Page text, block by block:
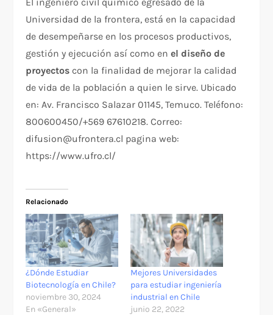
Universidad de la frontera, está en la capacidad
de desempeñarse en los procesos productivos,
gestión y ejecución así como enel diseño de
proyectos con la finalidad de mejorar la calidad
de vida de la población a quien le sirve. Ubicado
en: Av. Francisco Salazar 01145, Temuco. Teléfono:
800600450/+569 67610218. Correo:
difusion@ufrontera.cl pagina web:
https://www.ufro.cl/
Relacionado
¿Dónde Estudiar
Biotecnología en Chile?
noviembre 30, 2024
En «General»
Mejores Universidades
para estudiar ingeniería
industrial en Chile
junio 22, 2022